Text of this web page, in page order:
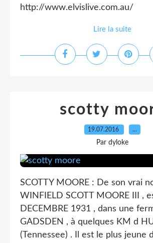
http://www.elvislive.com.au/
Lire la suite
scotty
19.07.2016 …
Par dyloke
SCOTTY MOORE : De son vrai
WINFIELD SCOTT MOORE III ,
DECEMBRE 1931 , dans une
GADSDEN , à quelques KM d
(Tennessee) . Il est le plus jeune